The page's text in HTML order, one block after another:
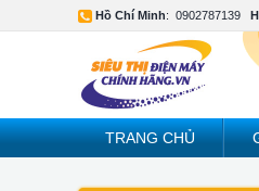
Hồ Chí Minh: 0902787139
TRANG CHỦ